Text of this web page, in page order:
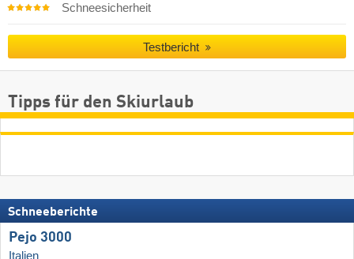
Schneesicherheit
Testbericht
Tipps für den Skiurlaub
Schneeberichte
Pejo 3000
Italien